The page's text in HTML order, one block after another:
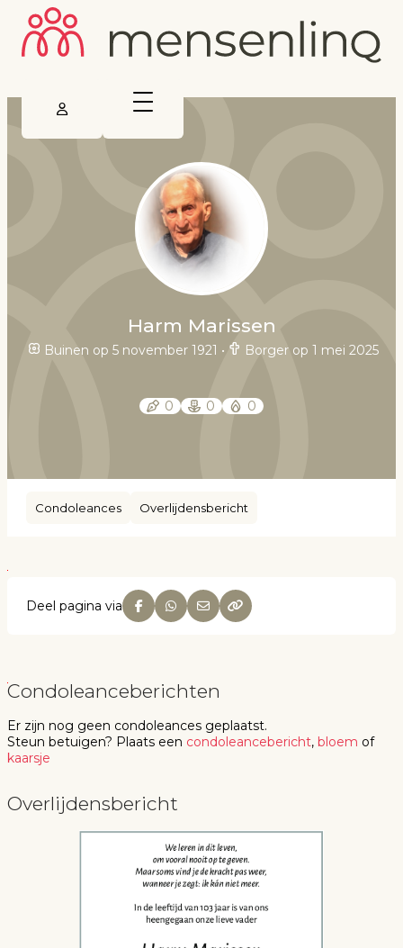
Harm Marissen
Buinen op 5 november 1921 • Borger op 1 mei 2025
0 0 0
Condoleances Overlijdensbericht
Deel pagina via
Condoleanceberichten
Er zijn nog geen condoleances geplaatst.
Steun betuigen? Plaats een condoleancebericht, bloem of
kaarsje
Overlijdensbericht